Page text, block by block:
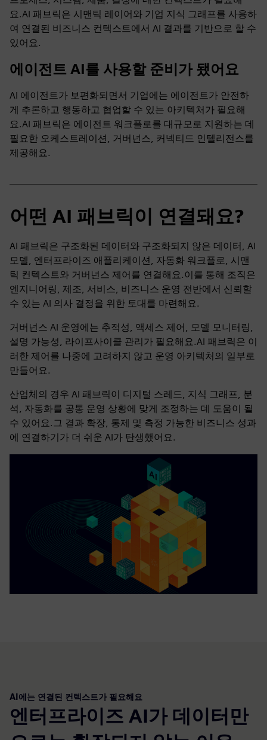
요.AI 패브릭은 시맨틱 레이어와 기업 지식 그래프를 사용하
여 연결된 비즈니스 컨텍스트에서 AI 결과를 기반으로 할 수
있어요.
에이전트 AI를 사용할 준비가 됐어요
AI 에이전트가 보편화되면서 기업에는 에이전트가 안전하
게 추론하고 행동하고 협업할 수 있는 아키텍처가 필요해
요.AI 패브릭은 에이전트 워크플로를 대규모로 지원하는 데
필요한 오케스트레이션, 거버넌스, 커넥티드 인텔리전스를
제공해요.
어떤 AI 패브릭이 연결돼요?
AI 패브릭은 구조화된 데이터와 구조화되지 않은 데이터, AI
모델, 엔터프라이즈 애플리케이션, 자동화 워크플로, 시맨
틱 컨텍스트와 거버넌스 제어를 연결해요.이를 통해 조직은
엔지니어링, 제조, 서비스, 비즈니스 운영 전반에서 신뢰할
수 있는 AI 의사 결정을 위한 토대를 마련해요.
거버넌스 AI 운영에는 추적성, 액세스 제어, 모델 모니터링,
설명 가능성, 라이프사이클 관리가 필요해요.AI 패브릭은 이
러한 제어를 나중에 고려하지 않고 운영 아키텍처의 일부로
만들어요.
산업체의 경우 AI 패브릭이 디지털 스레드, 지식 그래프, 분
석, 자동화를 공통 운영 상황에 맞게 조정하는 데 도움이 될
수 있어요.그 결과 확장, 통제 및 측정 가능한 비즈니스 성과
에 연결하기가 더 쉬운 AI가 탄생했어요.
AI에는 연결된 컨텍스트가 필요해요
엔터프라이즈 AI가 데이터만